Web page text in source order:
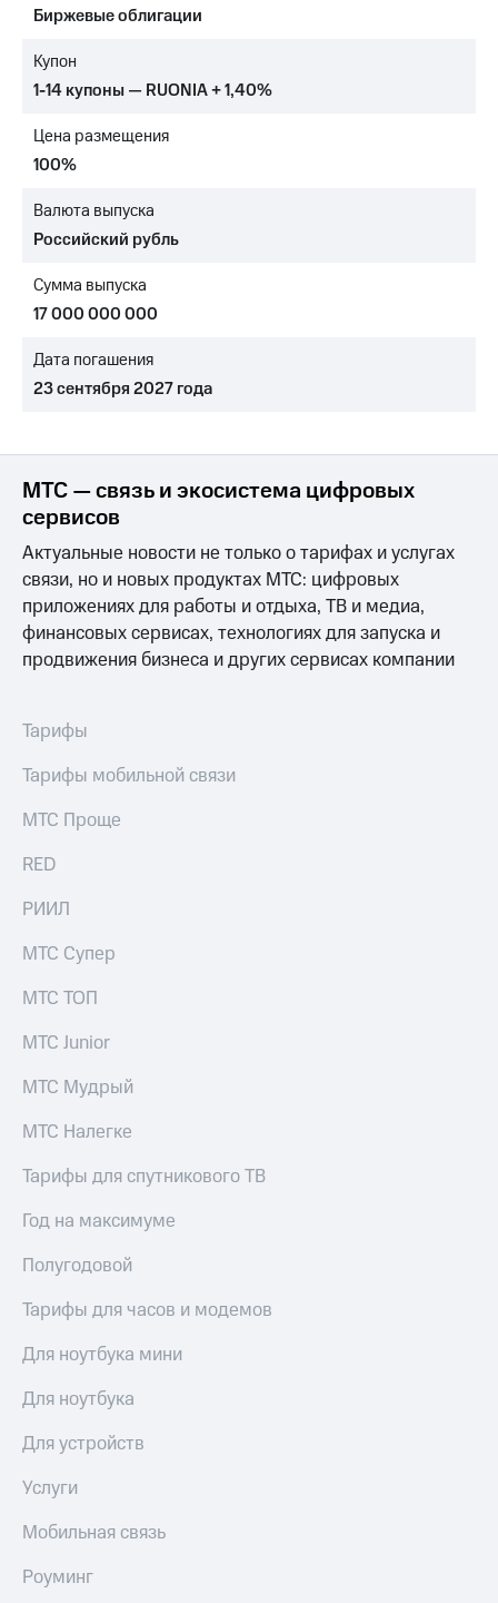
Достижения
Интервью
отчетность
Контакты
Новости
в
и акционерам
Корпоративное
Корпоративный
секретарь
Раскрытие
информации
Информация
акционерам
Документы
ПАО
"МТС"
Собрания
акционеров
капитал
и
Программа
приобретения
Порядок
выкупа
Дивиденды
Рынок
облигаций
Описание
Уведомление
погашении
облигаций
Реквизиты
Контакты
развитие
деловая этика
На главную
Биржевые облигации
Купон
1-14 купоны — RUONIA + 1,40%
Цена размещения
100%
Валюта выпуска
Российский рубль
Сумма выпуска
17 000 000 000
Дата погашения
23 сентября 2027 года
МТС — связь и экосистема цифровых
сервисов
Актуальные новости не только о тарифах и услугах
связи, но и новых продуктах МТС: цифровых
приложениях для работы и отдыха, ТВ и медиа,
финансовых сервисах, технологиях для запуска и
продвижения бизнеса и других сервисах компании
Тарифы
Тарифы мобильной связи
МТС Проще
RED
РИИЛ
МТС Супер
МТС ТОП
МТС Junior
МТС Мудрый
МТС Налегке
Тарифы для спутникового ТВ
Год на максимуме
Полугодовой
Тарифы для часов и модемов
Для ноутбука мини
Для ноутбука
Для устройств
Услуги
Мобильная связь
Роуминг